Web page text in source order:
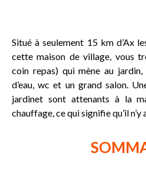
Situé à seulement 15 km d’Ax
cette maison de village, vous
coin repas) qui mène au jardin,
d’eau, wc et un grand salon.
jardinet sont attenants à la
chauffage, ce qui signifie qu’il n’y